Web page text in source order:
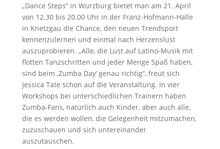
„Dance Steps“ in Würzburg bietet man am 21. April
von 12.30 bis 20.00 Uhr in der Franz-Hofmann-Halle
in Knetzgau die Chance, den neuen Trendsport
kennenzulernen und einmal nach Herzenslust
auszuprobieren. „Alle, die Lust auf Latino-Musik mit
flotten Tanzschritten und jeder Menge Spaß haben,
sind beim ,Zumba Day‘ genau richtig“, freut sich
Jessica Tate schon auf die Veranstaltung. In vier
Workshops bei unterschiedlichen Trainern haben
Zumba-Fans, natürlich auch Kinder, aber auch alle,
die es werden wollen, die Gelegenheit mitzumachen,
zuzuschauen und sich untereinander
auszutauschen.